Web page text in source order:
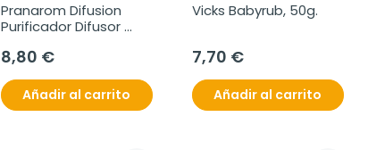
Pranarom Difusion
Purificador Difusor
8,80 €
Añadir al carrito
Vicks Babyrub, 50g.
7,70 €
Añadir al carrito